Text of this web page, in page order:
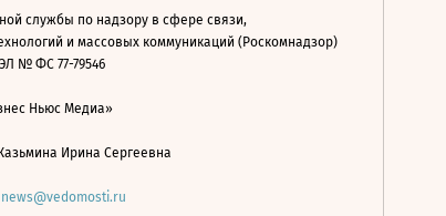
службы по надзору в сфере связи,
и массовых коммуникаций (Роскомнадзор)
№ ФС 77-79546
Ньюс Медиа»
Ирина Сергеевна
news@vedomosti.ru